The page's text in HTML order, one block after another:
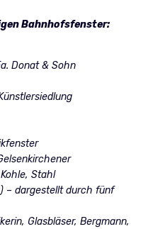
Bahnhofsfenster:
Donat & Sohn
Stahl
durch fünf
Bergmann,